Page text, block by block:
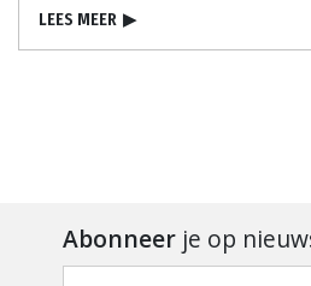
LEES MEER ▶
Abonneer je op